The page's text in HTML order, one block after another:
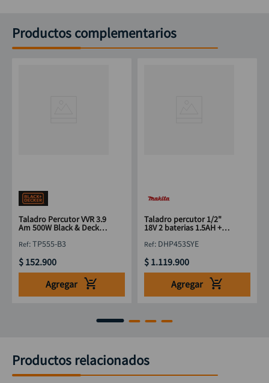
Productos complementarios
Taladro Percutor VVR 3.9
Am 500W Black & Decker
:TP555-B3
$ 152.900
Agregar
Taladro percutor 1/2"
18V 2 baterias 1.5AH +
: DHP453SYE
$ 1.119.900
Agregar
Productos relacionados